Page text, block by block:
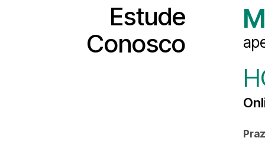
polo são
Estude
Conosco